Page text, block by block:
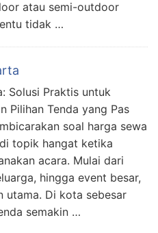
atau semi-outdoor
tidak …
Solusi Praktis untuk
Pilihan Tenda yang Pas
soal harga sewa
topik hangat ketika
acara. Mulai dari
hingga event besar,
utama. Di kota sebesar
semakin …